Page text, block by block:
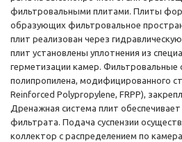
фильтровальными плитами. Плиты
образующих фильтровальное
плит реализован через
плит установлены уплотнения из
герметизации камер. Фильтровальные
полипропилена, модифицированного
Reinforced Polypropylene, FRPP),
Дренажная система плит
фильтрата. Подача суспензии
коллектор с распределением по